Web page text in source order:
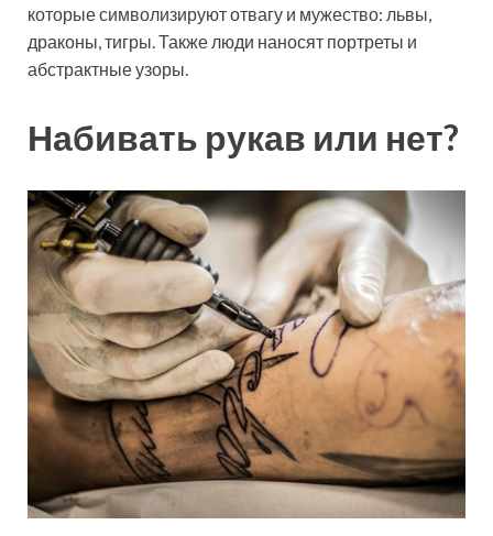
которые символизируют отвагу и мужество: львы,
драконы, тигры. Также люди наносят портреты и
абстрактные узоры.
Набивать рукав или нет?